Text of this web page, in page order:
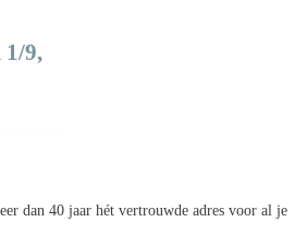
1/9,
dan 40 jaar hét vertrouwde adres voor al je